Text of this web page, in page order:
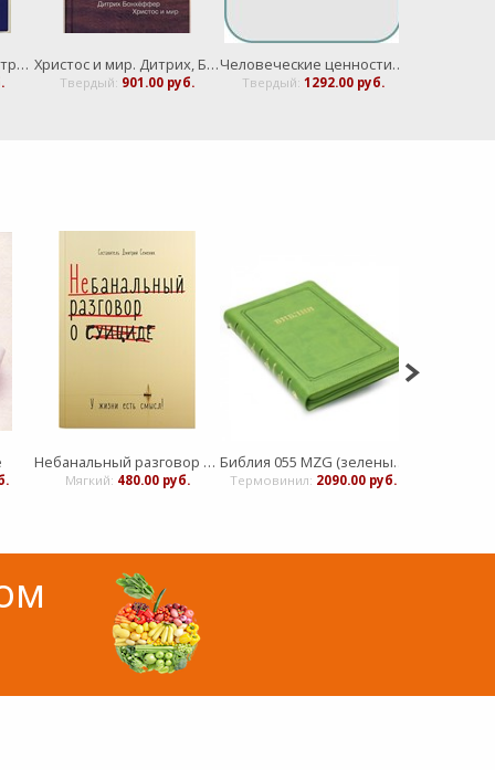
Спустя десять лет. Дитрих, Бонхёффер Христос и мир. Дитрих, Бонхёффер
Твердый: 901.00 руб.
Человеческие ценности в медицине
Твердый: 1292.00 руб.
Небанальный разговор о суициде
Мягкий: 480.00 руб.
Библия 055 MZG (зеленый) ИЖ
Термовинил: 2090.00 руб.